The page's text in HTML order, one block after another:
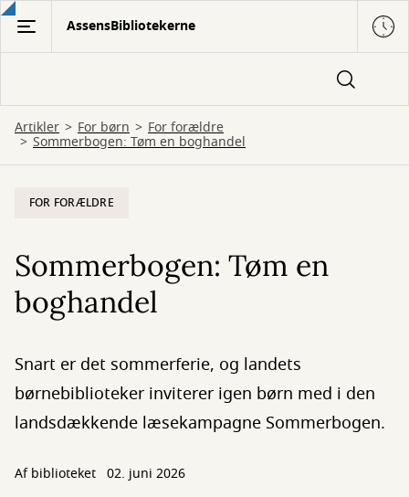
Gå
hovedindhold
AssensBibliotekerne
Artikler For børn For forældre
Sommerbogen: Tøm en boghandel
FOR FORÆLDRE
Sommerbogen: Tøm en
boghandel
Snart er det sommerferie, og landets
børnebiblioteker inviterer igen børn med i den
landsdækkende læsekampagne Sommerbogen.
Af biblioteket 02. juni 2026